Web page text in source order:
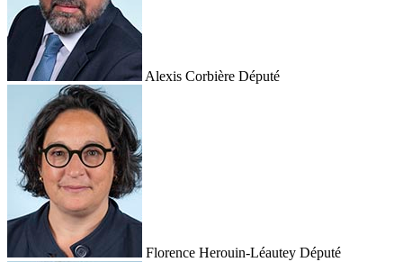
Alexis Corbière Député
Florence Herouin-Léautey Député